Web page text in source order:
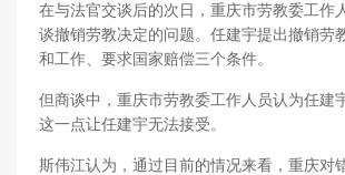
在与法官交谈后的次日，重庆市劳教委工作
谈撤销劳教决定的问题。任建宇提出撤销劳
和工作、要求国家赔偿三个条件。
但商谈中，重庆市劳教委工作人员认为任建
这一点让任建宇无法接受。
斯伟江认为，通过目前的情况来看，重庆对